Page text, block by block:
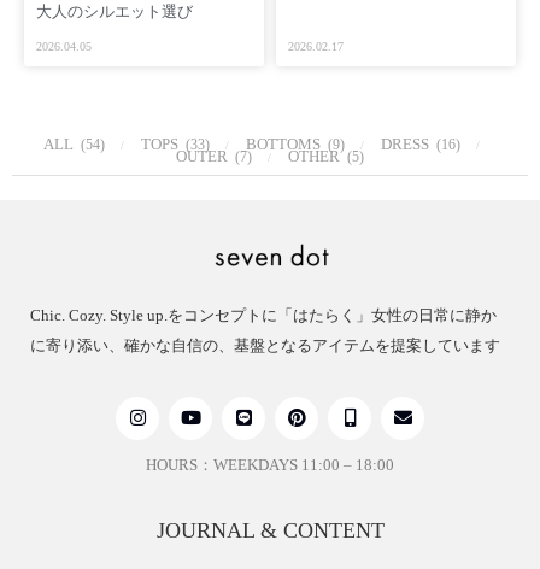
大人のシルエット選び
2026.04.05 2026.02.17
ALL (54) TOPS (33) BOTTOMS (9) DRESS (16)
OUTER (7) OTHER (5)
Chic. Cozy. Style up.をコンセプトに「はたらく」女性の日常に静か
に寄り添い、確かな自信の、基盤となるアイテムを提案しています
HOURS：WEEKDAYS 11:00 – 18:00
JOURNAL & CONTENT